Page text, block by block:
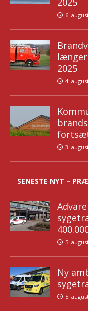
6.
2025
4.
3.
SENESTE NYT –
5.
Ny
5.